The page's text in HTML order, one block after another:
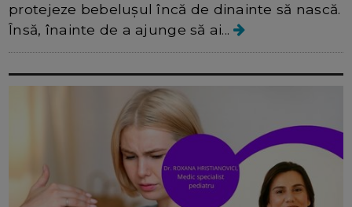
protejeze bebelușul încă de dinainte să nască.
Însă, înainte de a ajunge să ai...